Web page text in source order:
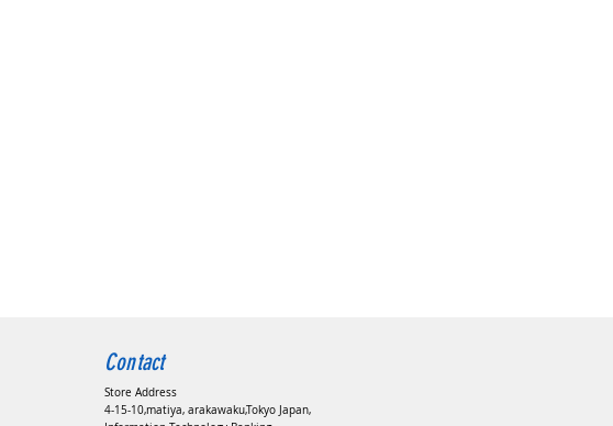
Contact
Store Address
4-15-10,matiya, arakawaku,Tokyo Japan,